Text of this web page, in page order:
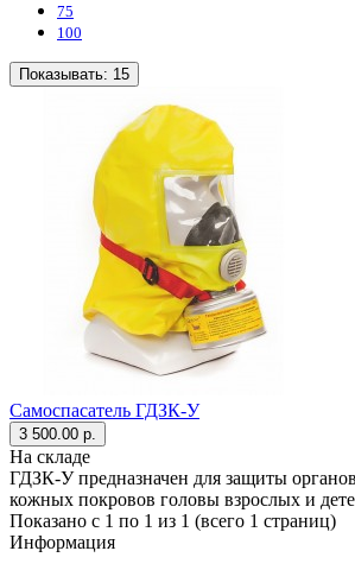
75
100
Показывать: 15
Самоспасатель ГДЗК-У
3 500.00 р.
На складе
ГДЗК-У предназначен для защиты
кожных покровов головы взрослых и
Показано с 1 по 1 из 1 (всего 1 страниц)
Информация